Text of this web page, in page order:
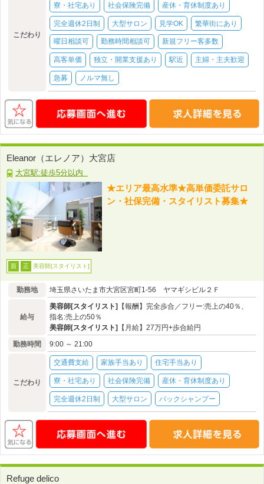
こだわり
寮・社宅あり 社会保険完備 産休・育休制度あり
完全週休2日制 大型サロン 見学OK 繁華街にあり
曜日相談可 勤務時間相談可 新規フリー客多数
高客単価 独立・開業支援あり 駅近 主婦・主夫歓迎
急募 ノルマ無し
Eleanor（エレノア）大宮店
大宮駅:徒歩5分以内
★エリア最高水準★高単価委託サロ
ン・社保完備・スタイリスト募集★
面 正 美容師[スタイリスト]
勤務地 埼玉県さいたま市大宮区宮町1-56 ヤマギシビル２Ｆ
給与
美容師[スタイリスト]
【報酬】完全歩合／フリー:売上の40％、
指名:売上の50％
美容師[スタイリスト]
【月給】27万円+歩合給円
勤務時間
9:00 ～ 21:00
こだわり
交通費支給 家族手当あり 住宅手当あり
寮・社宅あり 社会保険完備 産休・育休制度あり
完全週休2日制 大型サロン バックシャンプー
Refuge delico